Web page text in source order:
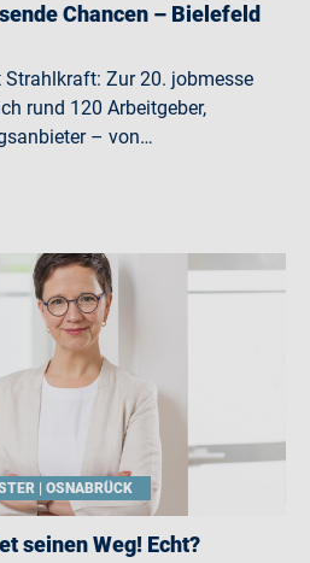
Chancen – Bielefeld
Zur 20. jobmesse
rund 120 Arbeitgeber,
– von…
| OSNABRÜCK
seinen Weg! Echt?